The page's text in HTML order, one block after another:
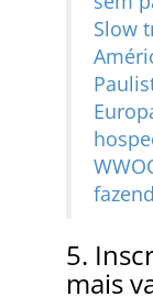
Slow
5.
mais